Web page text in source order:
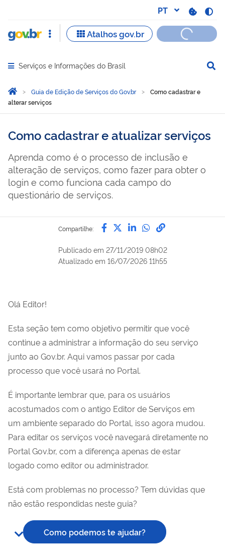
Abrir menu principal de navegação
Serviços e Informações do Brasil
Você está aqui:
Página Inicial
Guia de Edição de Serviços do Gov.br
Como cadastrar e
alterar serviços
Como cadastrar e atualizar serviços
Aprenda como é o processo de inclusão e
alteração de serviços, como fazer para obter o
login e como funciona cada campo do
questionário de serviços.
Compartilhe: Compartilhe por Facebook
Compartilhe por Twitter
Compartilhe por
Compartilhe
link para
Publicado em 27/11/2019 08h02
Atualizado em 16/07/2026 11h55
Olá Editor!
Esta seção tem como objetivo permitir que você
continue a administrar a informação do seu serviço
junto ao Gov.br. Aqui vamos passar por cada
processo que você usará no Portal.
É importante lembrar que, para os usuários
acostumados com o antigo Editor de Serviços em
um ambiente separado do Portal, isso agora mudou.
Para editar os serviços você navegará diretamente no
Portal Gov.br, com a diferença apenas de estar
logado como editor ou administrador.
Está com problemas no processo? Tem dúvidas que
não estão respondidas neste guia?
Como podemos te ajudar?